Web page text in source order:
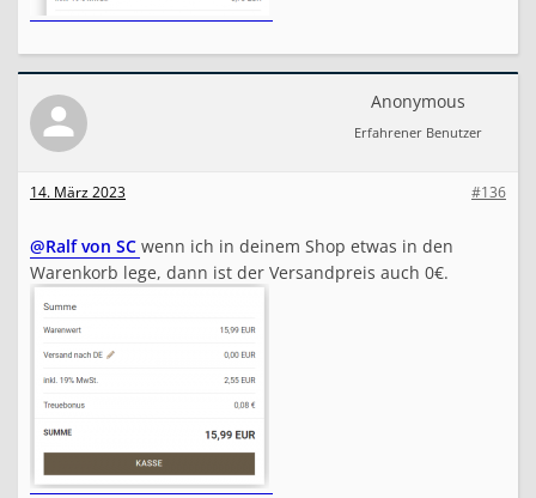
Anonymous
Erfahrener Benutzer
#136
14. März 2023
@Ralf von SC wenn ich in deinem Shop etwas in den
Warenkorb lege, dann ist der Versandpreis auch 0€.